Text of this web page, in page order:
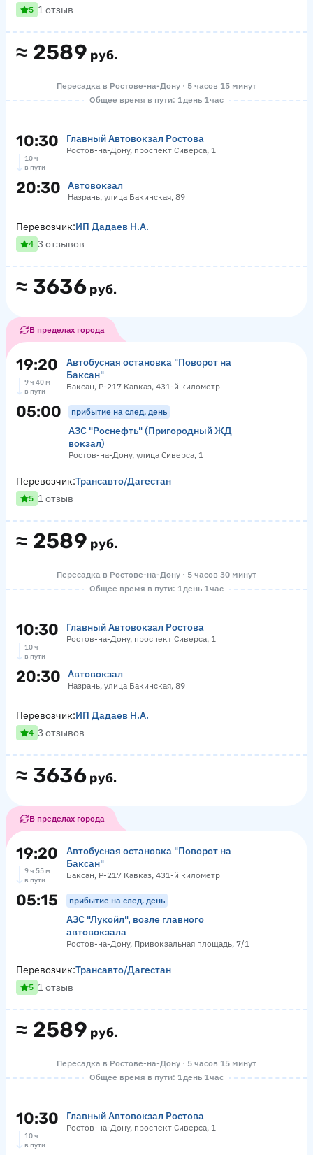
≈ 2589 руб.
5 1 отзыв
Пересадка в Ростове-на-Дону · 5 часов 15 минут
Общее время в пути: 1 день 1 час
10:30 Главный Автовокзал Ростова
Ростов-на-Дону, проспект Сиверса, 1
10 ч
в пути
20:30 Автовокзал
Назрань, улица Бакинская, 89
≈ 3636 руб.
Перевозчик:ИП Дадаев Н.А.
4 3 отзывов
В пределах города
19:20
Автобусная остановка "Поворот на
Баксан"
Баксан, Р-217 Кавказ, 431-й километр
9 ч 40 м
в пути
05:00 прибытие на след. день
АЗС "Роснефть" (Пригородный ЖД
вокзал)
Ростов-на-Дону, улица Сиверса, 1
≈ 2589 руб.
Перевозчик:Трансавто/Дагестан
5 1 отзыв
Пересадка в Ростове-на-Дону · 5 часов 30 минут
Общее время в пути: 1 день 1 час
10:30 Главный Автовокзал Ростова
Ростов-на-Дону, проспект Сиверса, 1
10 ч
в пути
20:30 Автовокзал
Назрань, улица Бакинская, 89
≈ 3636 руб.
Перевозчик:ИП Дадаев Н.А.
4 3 отзывов
В пределах города
19:20
Автобусная остановка "Поворот на
Баксан"
Баксан, Р-217 Кавказ, 431-й километр
9 ч 55 м
в пути
05:15 прибытие на след. день
АЗС "Лукойл", возле главного
автовокзала
Ростов-на-Дону, Привокзальная площадь, 7/1
≈ 2589 руб.
Перевозчик:Трансавто/Дагестан
5 1 отзыв
Пересадка в Ростове-на-Дону · 5 часов 15 минут
Общее время в пути: 1 день 1 час
10:30 Главный Автовокзал Ростова
Ростов-на-Дону, проспект Сиверса, 1
10 ч
в пути